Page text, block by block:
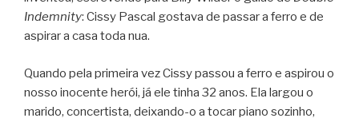
Indemnity: Cissy Pascal gostava de passar a ferro e de
aspirar a casa toda nua.
Quando pela primeira vez Cissy passou a ferro e aspirou o
nosso inocente herói, já ele tinha 32 anos. Ela largou o
marido, concertista, deixando-o a tocar piano sozinho,